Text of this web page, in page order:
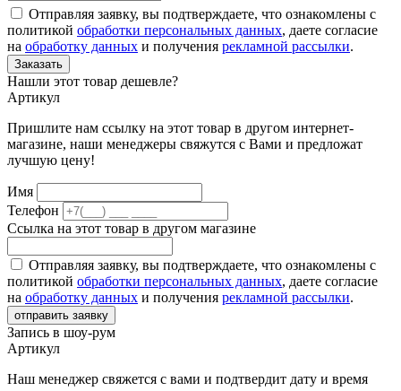
Отправляя заявку, вы подтверждаете, что ознакомлены с
политикой обработки персональных данных, даете согласие
на обработку данных и получения рекламной рассылки.
Заказать
Нашли этот товар дешевле?
Артикул
Пришлите нам ссылку на этот товар в другом интернет-
магазине, наши менеджеры свяжутся с Вами и предложат
лучшую цену!
Имя
Телефон
Ссылка на этот товар в другом магазине
Отправляя заявку, вы подтверждаете, что ознакомлены с
политикой обработки персональных данных, даете согласие
на обработку данных и получения рекламной рассылки.
отправить заявку
Запись в шоу-рум
Артикул
Наш менеджер свяжется с вами и подтвердит дату и время